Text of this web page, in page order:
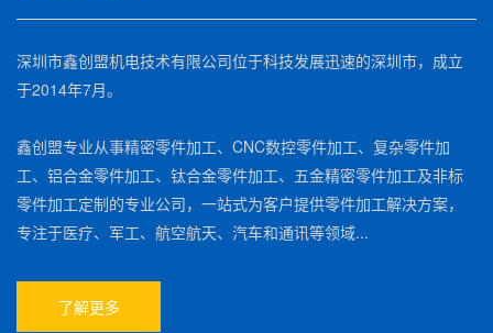
深圳市鑫创盟机电技术有限公司位于科技发展迅速的深圳市，成立
于2014年7月。
鑫创盟专业从事精密零件加工、CNC数控零件加工、复杂零件加
工、铝合金零件加工、钛合金零件加工、五金精密零件加工及非标
零件加工定制的专业公司，一站式为客户提供零件加工解决方案，
专注于医疗、军工、航空航天、汽车和通讯等领域...
了解更多